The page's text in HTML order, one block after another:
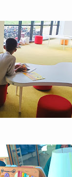
26 Jun 2025